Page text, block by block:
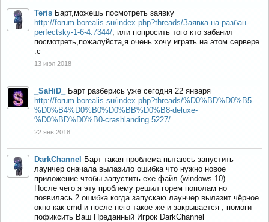
Teris Барт,можешь посмотреть заявку
http://forum.borealis.su/index.php?threads/Заявка-на-разбан-
perfectsky-1-6-4.7344/, или попросить того кто забанил
посмотреть,пожалуйста,я очень хочу играть на этом сервере
:с
13 июл 2018
_SaHiD_
Барт разберись уже сегодня 22 января
http://forum.borealis.su/index.php?threads/%D0%BD%D0%B5-
%D0%B4%D0%B0%D0%BB%D0%B8-deluxe-
%D0%BD%D0%B0-crashlanding.5227/
22 янв 2018
DarkChannel
Барт такая проблема пытаюсь запустить
лаунчер сначала вылазило ошибка что нужно новое
приложение чтобы запустить exe файл (windows 10)
После чего я эту проблему решил горем пополам но
появилась 2 ошибка когда запускаю лаунчер вылазит чёрное
окно как cmd и после него такое же и закрывается , помоги
пофиксить Ваш Преданный Игрок DarkChannel